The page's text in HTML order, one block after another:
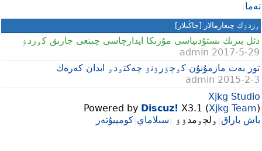
تەما
ۅزدۉك چىعارمالار [جاڭىلار]
دئل بىرىك ىستۇدىياسى مۇزىكا ايدارچاسى چىنعى جارىق كۅردۉ
admin 2017-5-29
تور بەت مازمۇنۇن كۅچۉرۉنۉ چەكتۅدۅ ابدان كەرەك
admin 2015-2-3
Xjkg Studio
Powered by Discuz! X3.1 (Xjkg Team)
باش باراق ۅلچۅمدۉۉ سىلاماي كومپيۇتەر